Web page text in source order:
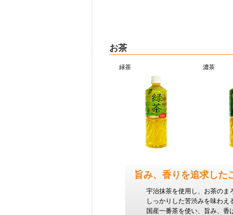
お茶
緑茶 濃茶
旨み、香りを追求した
宇治抹茶を使用し、お茶のま
しっかりした苦渋みを味わえ
国産一番茶を使い、旨み、香